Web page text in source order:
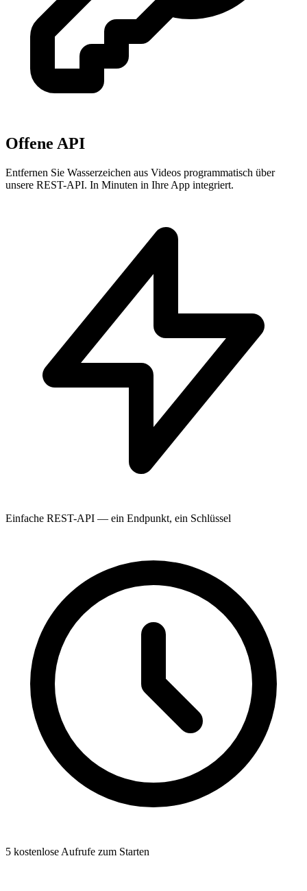
Offene API
Entfernen Sie Wasserzeichen aus Videos programmatisch über
unsere REST-API. In Minuten in Ihre App integriert.
Einfache REST-API — ein Endpunkt, ein Schlüssel
5 kostenlose Aufrufe zum Starten